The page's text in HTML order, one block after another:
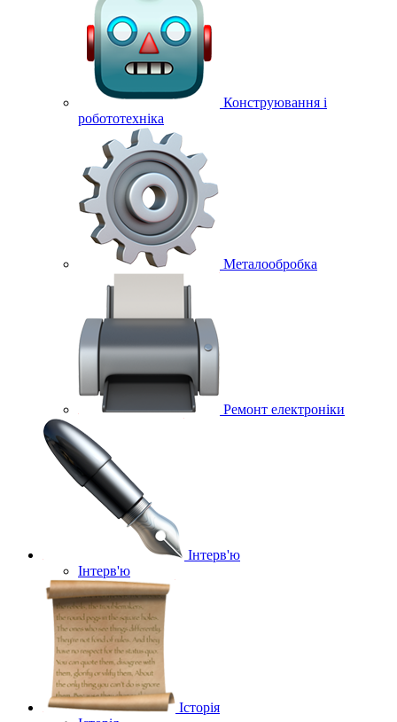
Конструювання і
робототехніка
Металообробка
Ремонт електроніки
Інтерв'ю
Інтерв'ю
Історія